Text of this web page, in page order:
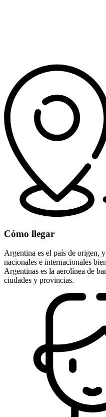
Cómo llegar
Argentina es el país de origen,
nacionales e internacionales
Argentinas es la aerolínea de
ciudades y provincias.